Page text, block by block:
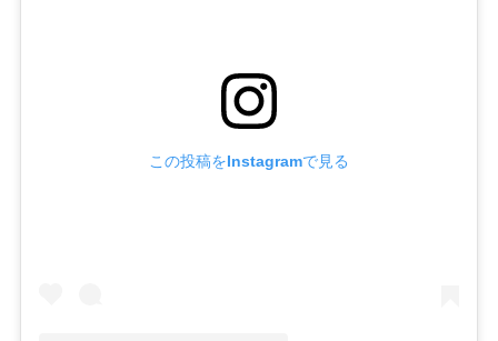
この投稿をInstagramで見る